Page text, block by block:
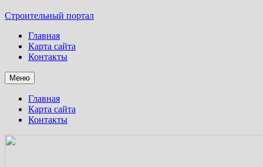
Строительный портал
Главная
Карта сайта
Контакты
Меню
Главная
Карта сайта
Контакты